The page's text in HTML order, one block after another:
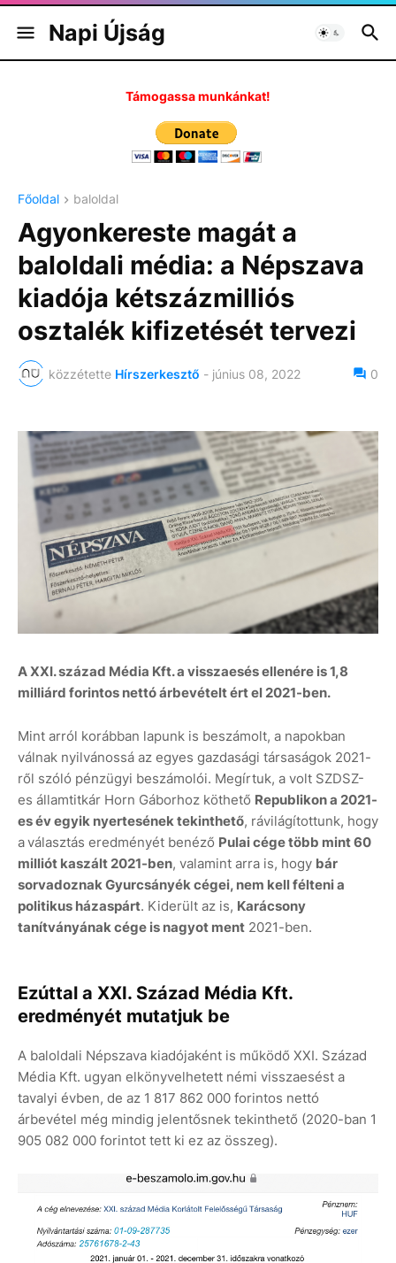
Napi Újság
Támogassa munkánkat!
Főoldal baloldal
Agyonkereste magát a
baloldali média: a Népszava
kiadója kétszázmilliós
osztalék kifizetését tervezi
közzétette Hírszerkesztő - június 08, 2022 0
A XXI. század Média Kft. a visszaesés ellenére is 1,8
milliárd forintos nettó árbevételt ért el 2021-ben.
Mint arról korábban lapunk is beszámolt, a napokban
válnak nyilvánossá az egyes gazdasági társaságok 2021-
ről szóló pénzügyi beszámolói. Megírtuk, a volt SZDSZ-
es államtitkár Horn Gáborhoz köthető Republikon a 2021-
es év egyik nyertesének tekinthető, rávilágítottunk, hogy
aválasztás eredményét benéző Pulai cége több mint 60
milliót kaszált 2021-ben, valamint arra is, hogy bár
sorvadoznak Gyurcsányék cégei, nem kell félteni a
politikus házaspárt. Kiderült az is, Karácsony
tanítványának cége is nagyot ment 2021-ben.
Ezúttal a XXI. Század Média Kft.
eredményét mutatjuk be
A baloldali Népszava kiadójaként is működő XXI. Század
Média Kft. ugyan elkönyvelhetett némi visszaesést a
tavalyi évben, de az 1 817 862 000 forintos nettó
árbevétel még mindig jelentősnek tekinthető (2020-ban 1
905 082 000 forintot tett ki ez az összeg).